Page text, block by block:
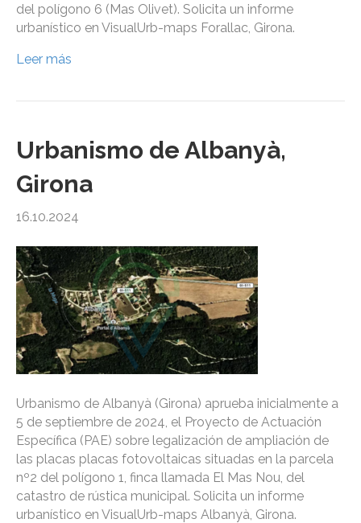
del polígono 6 (Mas Olivet). Solicita un informe
urbanístico en VisualUrb-maps Forallac, Girona.
Leer más
Urbanismo de Albanyà,
Girona
16.10.2024
Urbanismo de Albanyà (Girona) aprueba inicialmente a
5 de septiembre de 2024, el Proyecto de Actuación
Específica (PAE) sobre legalización de ampliación de
las placas placas fotovoltaicas situadas en la parcela
nº2 del polígono 1, finca llamada El Mas Nou, del
catastro de rústica municipal. Solicita un informe
urbanístico en VisualUrb-maps Albanyà, Girona.